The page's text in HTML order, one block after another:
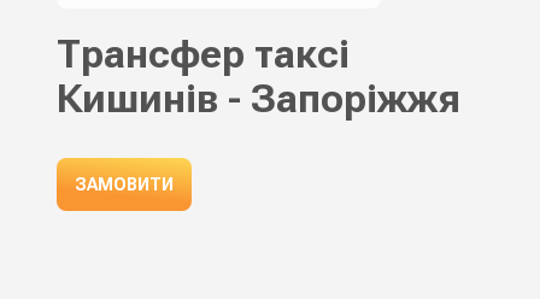
Трансфер таксі
Кишинів - Запоріжжя
ЗАМОВИТИ